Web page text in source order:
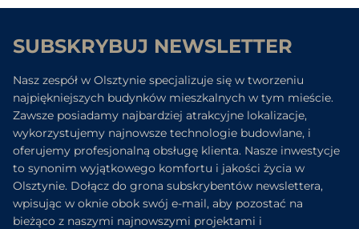
SUBSKRYBUJ NEWSLETTER
Nasz zespół w Olsztynie specjalizuje się w tworzeniu
najpiękniejszych budynków mieszkalnych w tym mieście.
Zawsze posiadamy najbardziej atrakcyjne lokalizacje,
wykorzystujemy najnowsze technologie budowlane, i
oferujemy profesjonalną obsługę klienta. Nasze inwestycje
to synonim wyjątkowego komfortu i jakości życia w
Olsztynie. Dołącz do grona subskrybentów newslettera,
wpisując w oknie obok swój e-mail, aby pozostać na
bieżąco z naszymi najnowszymi projektami i